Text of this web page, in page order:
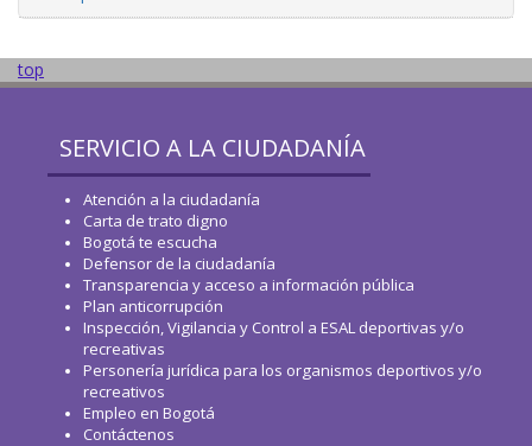
top
SERVICIO A LA CIUDADANÍA
Atención a la ciudadanía
Carta de trato digno
Bogotá te escucha
Defensor de la ciudadanía
Transparencia y acceso a información pública
Plan anticorrupción
Inspección, Vigilancia y Control a ESAL deportivas y/o
recreativas
Personería jurídica para los organismos deportivos y/o
recreativos
Empleo en Bogotá
Contáctenos